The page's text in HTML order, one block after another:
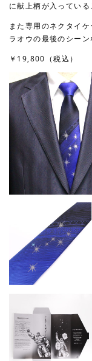
に献上柄が入ってい
また専用のネクタイ
ラオウの最後のシー
￥19,800（税込）